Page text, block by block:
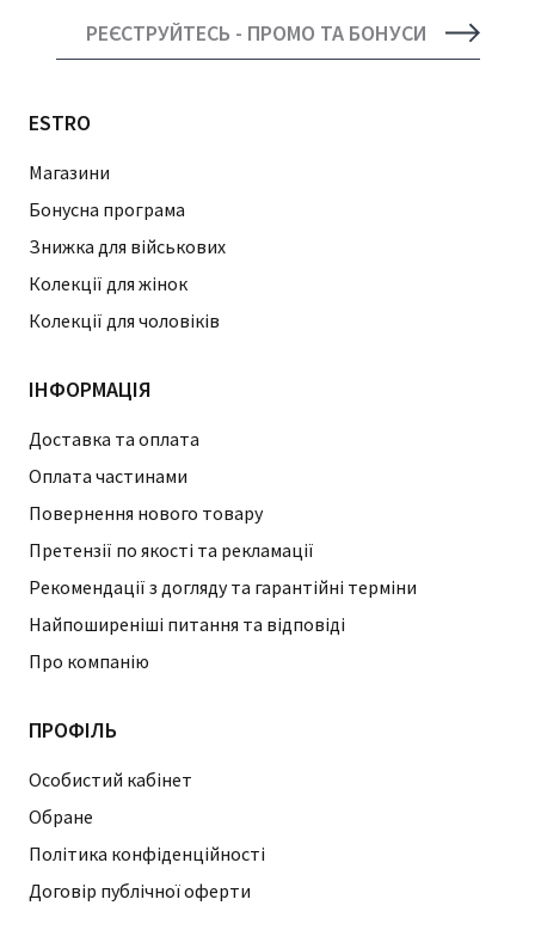
РЕЄСТРУЙТЕСЬ - ПРОМО ТА БОНУСИ
ESTRO
Магазини
Бонусна програма
Знижка для військових
Колекції для жінок
Колекції для чоловіків
ІНФОРМАЦІЯ
Доставка та оплата
Оплата частинами
Повернення нового товару
Претензії по якості та рекламації
Рекомендації з догляду та гарантійні терміни
Найпоширеніші питання та відповіді
Про компанію
ПРОФІЛЬ
Особистий кабінет
Обране
Політика конфіденційності
Договір публічної оферти